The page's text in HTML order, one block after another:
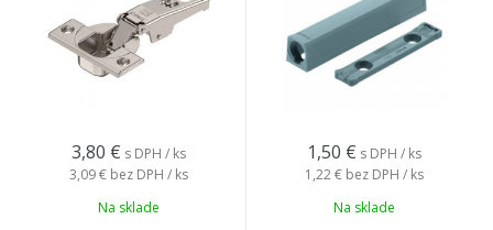
3,80 € s DPH / ks
3,09 € bez DPH / ks
Na sklade
1,50 € s DPH / ks
1,22 € bez DPH / ks
Na sklade